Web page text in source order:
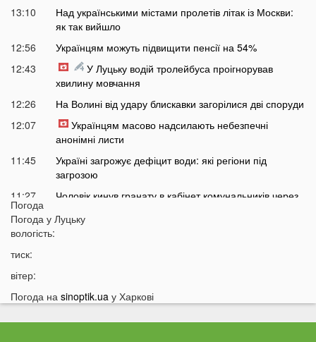
13:10
Над українськими містами пролетів літак із Москви:
як так вийшло
12:56
Українцям можуть підвищити пенсії на 54%
12:43
У Луцьку водій тролейбуса проігнорував
хвилину мовчання
12:26
На Волині від удару блискавки загорілися дві споруди
12:07
Українцям масово надсилають небезпечні
анонімні листи
11:45
Україні загрожує дефіцит води: які регіони під
загрозою
11:27
Чоловік кинув гранату в кабінет комунальників через
11:06
10:15
На Волині негода наробила лиха: показали
Погода
Погода у Луцьку
вологість:
тиск:
вітер:
Погода на sinoptik.ua у Харкові